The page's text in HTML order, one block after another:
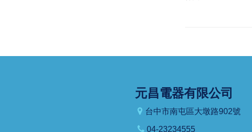
元昌電器有限公司
台中市南屯區大墩路902號
04-23234555